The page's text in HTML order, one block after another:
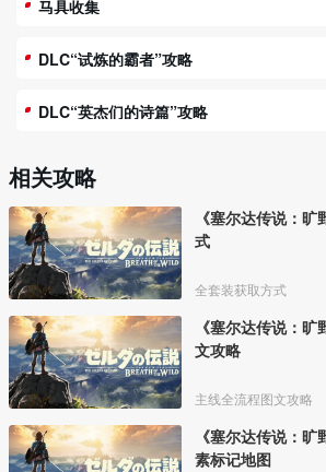
马具收集
DLC“试炼的霸者”攻略
DLC“英杰们的诗篇”攻略
相关攻略
《塞尔达传说：
式
全套装获取方式
《塞尔达传说：
文攻略
主线全流程图文攻略
《塞尔达传说：
素标记地图